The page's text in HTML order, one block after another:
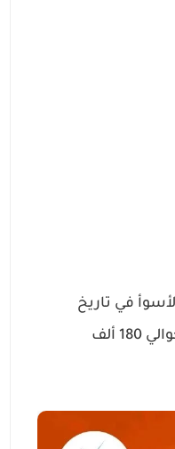
في تاريخ
الولايات المتحدة. وفد أدت هذه الحرائق إلى تدمير أكثر من 31 ألف فدان من الأراضي وإجلاء حوالي 180 ألف